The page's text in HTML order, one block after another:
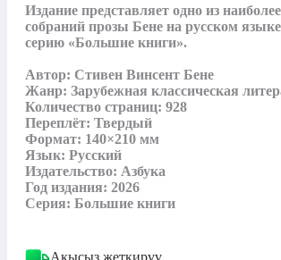
Издание представляет одно из
собраний прозы Бене на русском
серию «Большие книги».
Автор: Стивен Винсент Бене
Жанр: Зарубежная классическая
Количество страниц: 928
Переплёт: Твердый
Формат: 140×210 мм
Язык: Русский
Издательство: Азбука
Год издания: 2026
Серия: Большие книги